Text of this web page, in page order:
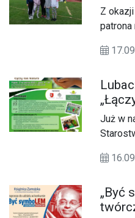
Z
Sportu.
Już w
„Być